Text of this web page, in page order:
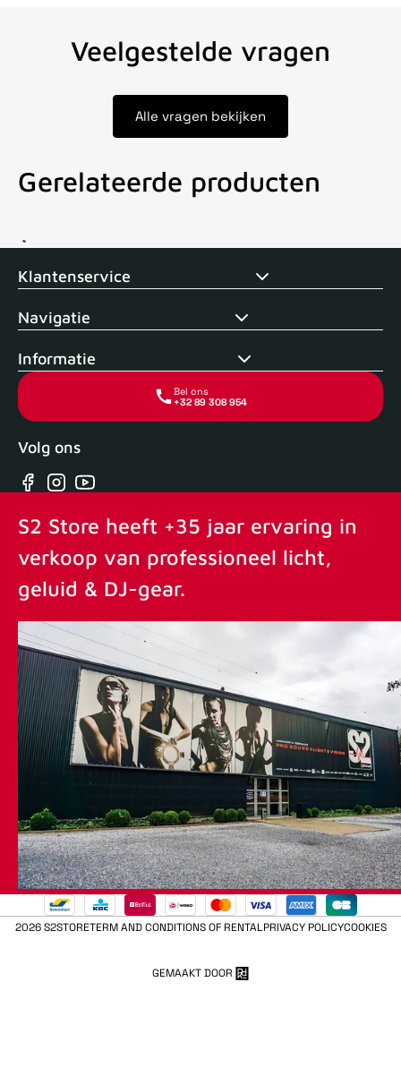
Veelgestelde vragen
Alle vragen bekijken
Gerelateerde producten
Voor 15uur besteld, zelfde dag verstuurd Echte winkel +35
Klantenservice
Navigatie
Informatie
Bel ons
+32 89 308 954
Volg ons
Facebook
Instagram
YouTube
S2 Store heeft +35 jaar ervaring in
verkoop van professioneel licht,
geluid & DJ-gear.
2026 S2STORETERM AND CONDITIONS OF RENTALPRIVACY POLICYCOOKIES
GEMAAKT DOOR